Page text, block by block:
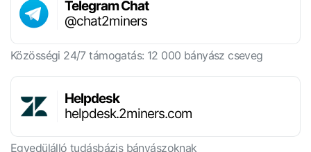
Telegram Chat
@chat2miners
Közösségi 24/7 támogatás: 12 000 bányász cseveg
Helpdesk
helpdesk.2miners.com
Egyedülálló tudásbázis bányászoknak